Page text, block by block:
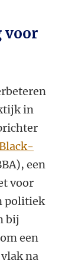
voor
in
een
voor
politiek
bij
een
na